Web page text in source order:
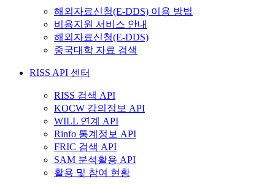
해외자료신청(E-DDS) 이용 방법
비용지원 서비스 안내
해외자료신청(E-DDS)
중국대학 자료 검색
RISS API 센터
RISS 검색 API
KOCW 강의정보 API
WILL 연계 API
Rinfo 통계정보 API
FRIC 검색 API
SAM 분석활용 API
활용 및 참여 현황